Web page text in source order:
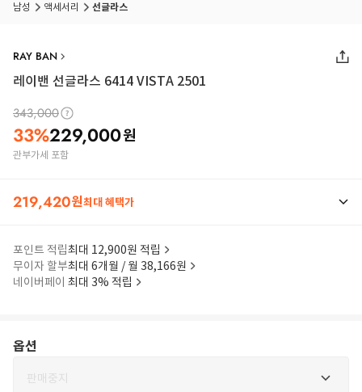
남성 액세서리 선글라스
RAY BAN
레이밴 선글라스 6414 VISTA 2501
343,000
33%229,000원
관부가세 포함
219,420원최대 혜택가
포인트 적립최대 12,900원 적립
무이자 할부최대 6개월 / 월 38,166원
네이버페이 최대 3% 적립
옵션
판매중지